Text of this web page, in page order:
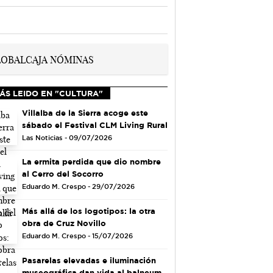
LEIDO EN "CULTURA"
Villalba de la Sierra acoge este
sábado el Festival CLM Living Rural
Las Noticias - 09/07/2026
La ermita perdida que dio nombre
al Cerro del Socorro
Eduardo M. Crespo - 29/07/2026
Más allá de los logotipos: la otra
obra de Cruz Novillo
Eduardo M. Crespo - 15/07/2026
Pasarelas elevadas e iluminación